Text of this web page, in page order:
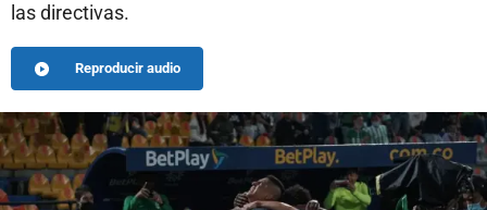
las directivas.
Reproducir audio